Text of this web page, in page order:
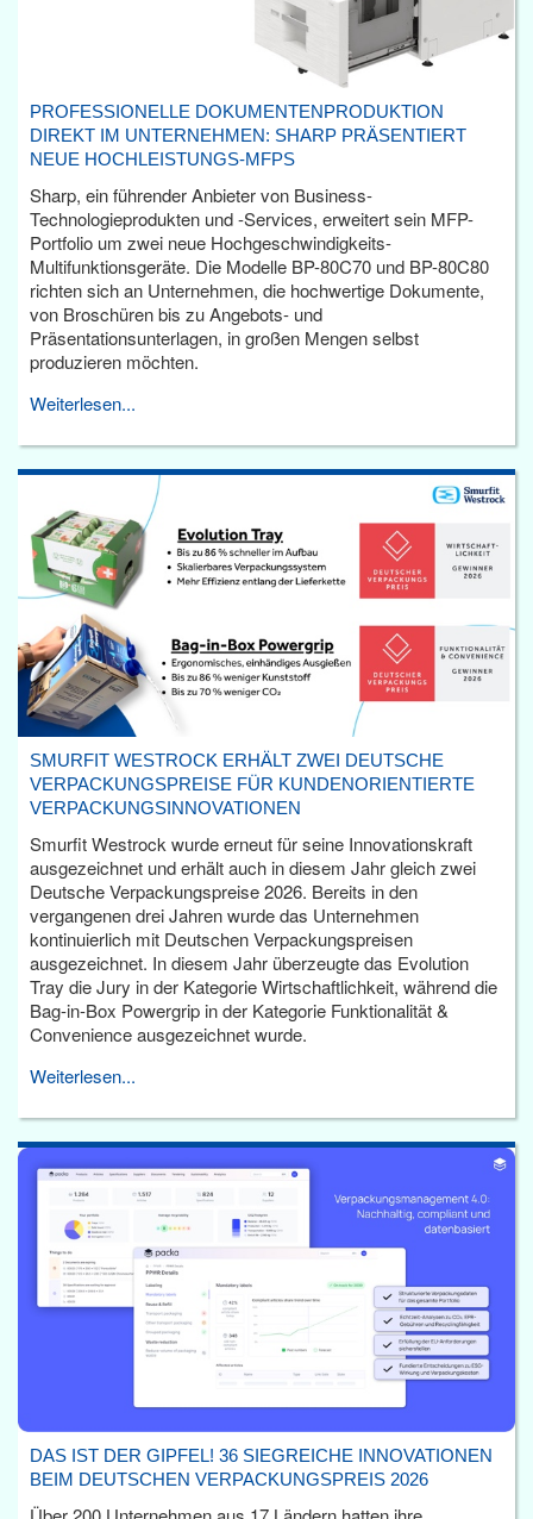
PROFESSIONELLE DOKUMENTENPRODUKTION
DIREKT IM UNTERNEHMEN: SHARP PRÄSENTIERT
NEUE HOCHLEISTUNGS-MFPS
Sharp, ein führender Anbieter von Business-
Technologieprodukten und -Services, erweitert sein MFP-
Portfolio um zwei neue Hochgeschwindigkeits-
Multifunktionsgeräte. Die Modelle BP-80C70 und BP-80C80
richten sich an Unternehmen, die hochwertige Dokumente,
von Broschüren bis zu Angebots- und
Präsentationsunterlagen, in großen Mengen selbst
produzieren möchten.
Weiterlesen...
SMURFIT WESTROCK ERHÄLT ZWEI DEUTSCHE
VERPACKUNGSPREISE FÜR KUNDENORIENTIERTE
VERPACKUNGSINNOVATIONEN
Smurfit Westrock wurde erneut für seine Innovationskraft
ausgezeichnet und erhält auch in diesem Jahr gleich zwei
Deutsche Verpackungspreise 2026. Bereits in den
vergangenen drei Jahren wurde das Unternehmen
kontinuierlich mit Deutschen Verpackungspreisen
ausgezeichnet. In diesem Jahr überzeugte das Evolution
Tray die Jury in der Kategorie Wirtschaftlichkeit, während die
Bag-in-Box Powergrip in der Kategorie Funktionalität &
Convenience ausgezeichnet wurde.
Weiterlesen...
DAS IST DER GIPFEL! 36 SIEGREICHE INNOVATIONEN
BEIM DEUTSCHEN VERPACKUNGSPREIS 2026